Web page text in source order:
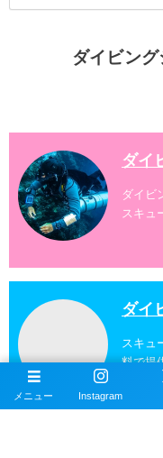
は北谷
案内し
ダイビン
ダイ
ダイビ
スキュ
ダイ
スキュ
料で提
メニュー Instagram